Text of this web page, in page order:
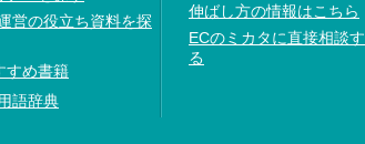
営の役立ち資料を探
すめ書籍
語辞典
伸ばし方の情報はこちら
ECのミカタに直接相談す
る